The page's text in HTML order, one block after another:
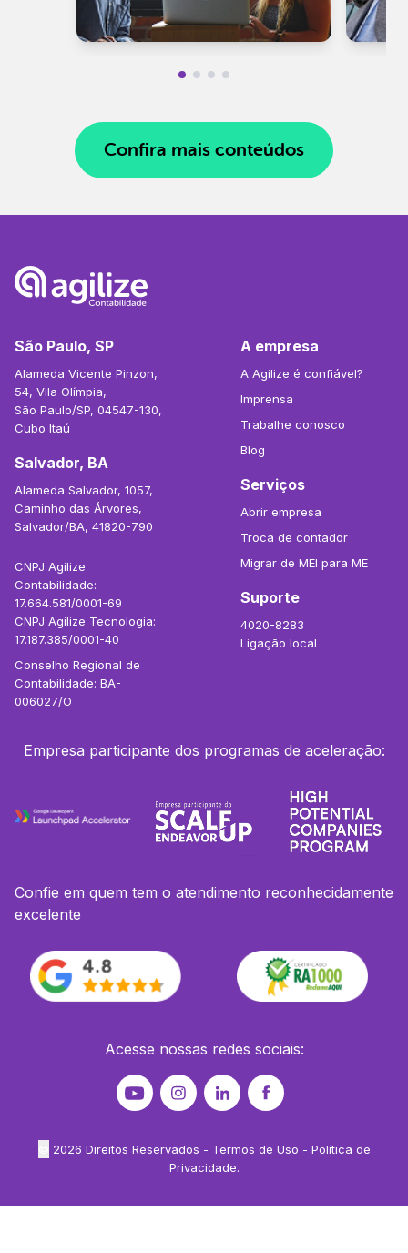
Confira mais conteúdos
São Paulo, SP
Alameda Vicente Pinzon,
54, Vila Olímpia,
São Paulo/SP, 04547-130,
Cubo Itaú
Salvador, BA
Alameda Salvador, 1057,
Caminho das Árvores,
Salvador/BA, 41820-790
CNPJ Agilize
Contabilidade:
17.664.581/0001-69
CNPJ Agilize Tecnologia:
17.187.385/0001-40
Conselho Regional de
Contabilidade: BA-
006027/O
A empresa
A Agilize é confiável?
Imprensa
Trabalhe conosco
Blog
Serviços
Abrir empresa
Troca de contador
Migrar de MEI para ME
Suporte
4020-8283
Ligação local
Empresa participante dos programas de aceleração:
Confie em quem tem o atendimento reconhecidamente
excelente
Acesse nossas redes sociais:
2026 Direitos Reservados - Termos de Uso - Política de
Privacidade.